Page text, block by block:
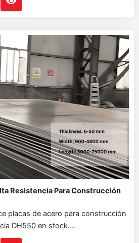
Resistencia Para Construcción
placas de acero para construcción
DH550 en stock....